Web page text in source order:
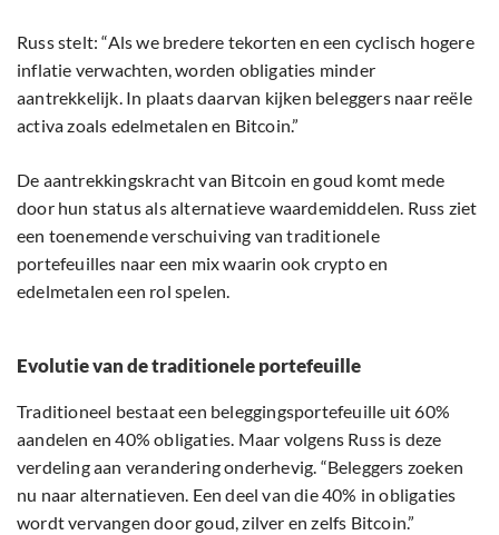
Russ stelt: “Als we bredere tekorten en een cyclisch hogere
inflatie verwachten, worden obligaties minder
aantrekkelijk. In plaats daarvan kijken beleggers naar reële
activa zoals edelmetalen en Bitcoin.”
De aantrekkingskracht van Bitcoin en goud komt mede
door hun status als alternatieve waardemiddelen. Russ ziet
een toenemende verschuiving van traditionele
portefeuilles naar een mix waarin ook crypto en
edelmetalen een rol spelen.
Evolutie van de traditionele portefeuille
Traditioneel bestaat een beleggingsportefeuille uit 60%
aandelen en 40% obligaties. Maar volgens Russ is deze
verdeling aan verandering onderhevig. “Beleggers zoeken
nu naar alternatieven. Een deel van die 40% in obligaties
wordt vervangen door goud, zilver en zelfs Bitcoin.”